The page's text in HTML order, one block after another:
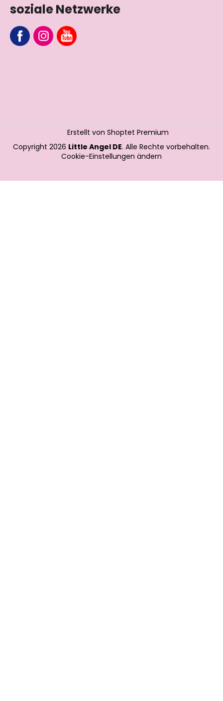
soziale Netzwerke
Erstellt von Shoptet Premium
Copyright 2026 Little Angel DE. Alle Rechte vorbehalten.
Cookie-Einstellungen ändern